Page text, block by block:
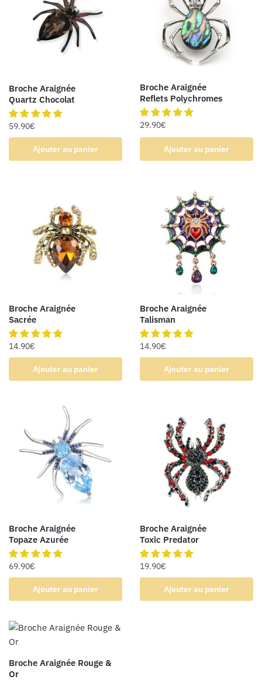
Broche Araignée
Quartz Chocolat
59.90€
Ajouter au panier
Broche Araignée
Reflets Polychromes
29.90€
Ajouter au panier
Broche Araignée
Sacrée
14.90€
Ajouter au panier
Broche Araignée
Talisman
14.90€
Ajouter au panier
Broche Araignée
Topaze Azurée
69.90€
Ajouter au panier
Broche Araignée
Toxic Predator
19.90€
Ajouter au panier
Broche Araignée Rouge &
Or